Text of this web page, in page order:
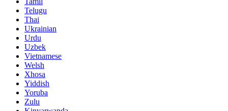
Telugu
Thai
Ukrainian
Urdu
Uzbek
Vietnamese
Welsh
Xhosa
Yiddish
Yoruba
Zulu